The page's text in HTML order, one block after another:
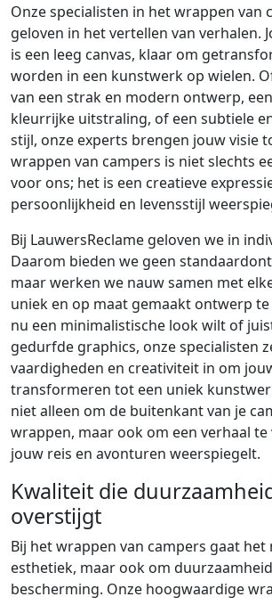
Onze specialisten in het wrappen van
geloven in het vertellen van verhalen.
is een leeg canvas, klaar om
worden in een kunstwerk op wielen.
van een strak en modern ontwerp,
kleurrijke uitstraling, of een subtiele
stijl, onze experts brengen jouw visie
wrappen van campers is niet slechts
voor ons; het is een creatieve
persoonlijkheid en levensstijl
Bij LauwersReclame geloven we in
Daarom bieden we geen
maar werken we nauw samen met
uniek en op maat gemaakt ontwerp
nu een minimalistische look wilt of
gedurfde graphics, onze specialisten
vaardigheden en creativiteit in om
transformeren tot een uniek
niet alleen om de buitenkant van je
wrappen, maar ook om een verhaal
jouw reis en avonturen weerspiegelt.
Kwaliteit die
overstijgt
Bij het wrappen van campers gaat het
esthetiek, maar ook om
bescherming. Onze hoogwaardige